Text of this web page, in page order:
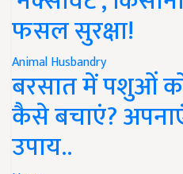
फसल सुरक्षा!
Animal Husbandry
बरसात में पशुओं
कैसे बचाएं?
उपाय..